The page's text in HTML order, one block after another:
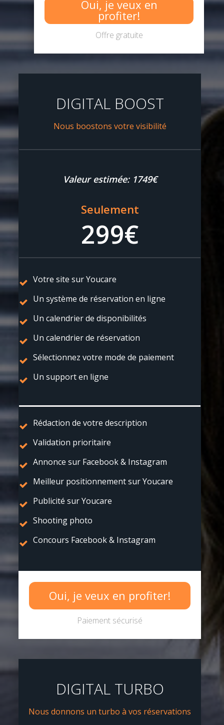
Oui, je veux en
profiter!
Offre gratuite
DIGITAL BOOST
Nous boostons votre visibilité
Valeur estimée: 1749€
Seulement
299€
Votre site sur Youcare
Un système de réservation en ligne
Un calendrier de disponibilités
Un calendrier de réservation
Sélectionnez votre mode de paiement
Un support en ligne
Rédaction de votre description
Validation prioritaire
Annonce sur Facebook & Instagram
Meilleur positionnement sur Youcare
Publicité sur Youcare
Shooting photo
Concours Facebook & Instagram
Oui, je veux en profiter!
Paiement sécurisé
DIGITAL TURBO
Nous donnons un turbo à vos réservations